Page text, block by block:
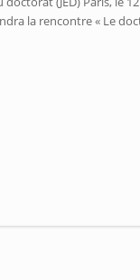
la rencontre « Le